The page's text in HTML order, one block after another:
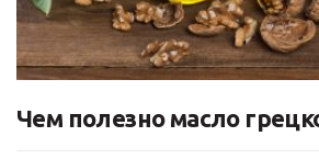
Чем полезно масло